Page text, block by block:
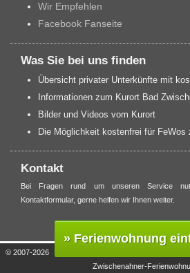
Wir Empfehlen
Facebook Fanseite
Was Sie bei uns finden
Übersicht privater Unterkünfte mit
Informationen zum Kurort Bad
Bilder und Videos vom Kurort
Die Möglichkeit kostenfrei für FeWos
Kontakt
Bei Fragen rund um unseren Service
Kontaktformular, gerne helfen wir Ihnen weiter.
» Ferienwohnung
© 2007-2026
Zwischenahner-